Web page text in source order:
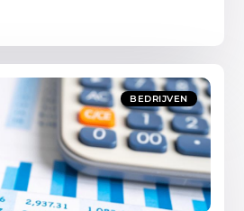
BEDRIJVEN